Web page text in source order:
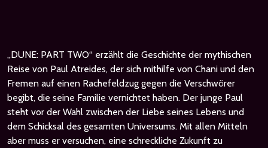
„DUNE: PART TWO“ erzählt die Geschichte der mythischen
Reise von Paul Atreides, der sich mithilfe von Chani und den
Fremen auf einen Rachefeldzug gegen die Verschwörer
begibt, die seine Familie vernichtet haben. Der junge Paul
steht vor der Wahl zwischen der Liebe seines Lebens und
dem Schicksal des gesamten Universums. Mit allen Mitteln
aber muss er versuchen, eine schreckliche Zukunft zu